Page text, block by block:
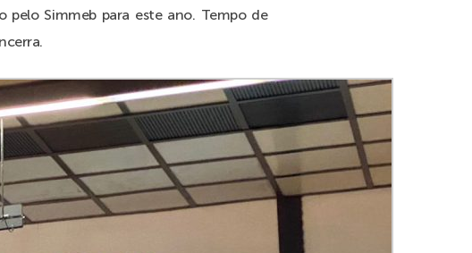
Simmeb para este ano. Tempo de